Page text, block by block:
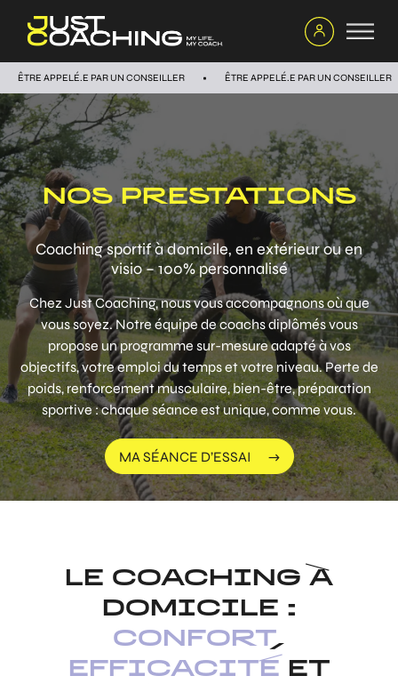
ÊTRE APPELÉ.E PAR UN CONSEILLER ÊTRE APPELÉ.E PAR UN CONSEILLER
NOS PRESTATIONS
Coaching sportif à domicile, en extérieur ou en
visio – 100% personnalisé
Chez Just Coaching, nous vous accompagnons où que
vous soyez. Notre équipe de coachs diplômés vous
propose un programme sur-mesure adapté à vos
objectifs, votre emploi du temps et votre niveau. Perte de
poids, renforcement musculaire, bien-être, préparation
sportive : chaque séance est unique, comme vous.
MA SÉANCE D’ESSAI
LE COACHING À
DOMICILE :
CONFORT,
EFFICACITÉ ET